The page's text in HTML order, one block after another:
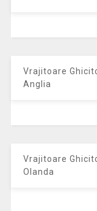
Vrajitoare
Anglia
Vrajitoare
Olanda